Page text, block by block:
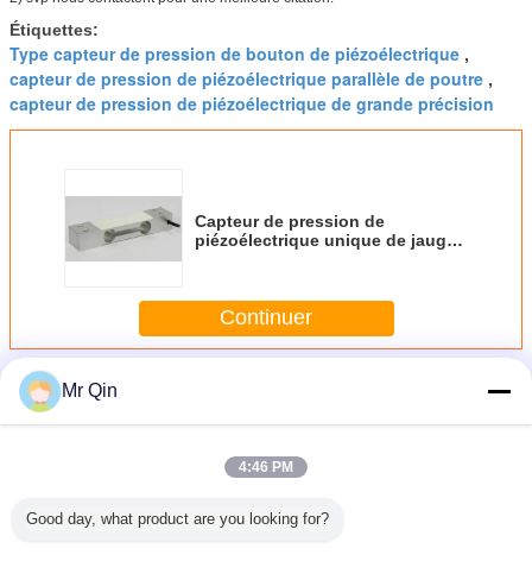
Étiquettes:
Type capteur de pression de bouton de piézoélectrique ,
capteur de pression de piézoélectrique parallèle de poutre ,
capteur de pression de piézoélectrique de grande précision
Capteur de pression de
piézoélectrique unique de jauge
parallèle de poutre de grande
précision
Continuer
Plus
Capteur de pression de piézoélectrique de jauge de
contrainte
Mr Qin
4:46 PM
Good day, what product are you looking for?